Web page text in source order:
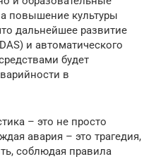
повышение культуры
дальнейшее развитие
и автоматического
будет
в
– это не просто
авария – это трагедия,
соблюдая правила